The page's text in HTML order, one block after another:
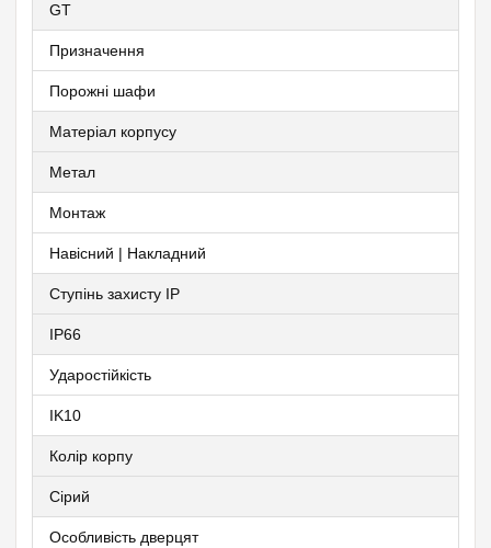
GT
Призначення
Порожні шафи
Матеріал корпусу
Метал
Монтаж
Навісний | Накладний
Ступінь захисту IP
IP66
Ударостійкість
IK10
Колір корпу
Сірий
Особливість дверцят